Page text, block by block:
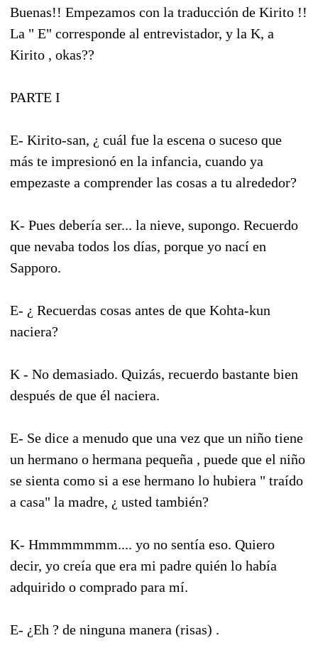
Buenas!! Empezamos con la traducción de Kirito !!
La " E" corresponde al entrevistador, y la K, a
Kirito , okas??
PARTE I
E- Kirito-san, ¿ cuál fue la escena o suceso que
más te impresionó en la infancia, cuando ya
empezaste a comprender las cosas a tu alrededor?
K- Pues debería ser... la nieve, supongo. Recuerdo
que nevaba todos los días, porque yo nací en
Sapporo.
E- ¿ Recuerdas cosas antes de que Kohta-kun
naciera?
K - No demasiado. Quizás, recuerdo bastante bien
después de que él naciera.
E- Se dice a menudo que una vez que un niño tiene
un hermano o hermana pequeña , puede que el niño
se sienta como si a ese hermano lo hubiera " traído
a casa" la madre, ¿ usted también?
K- Hmmmmmmm.... yo no sentía eso. Quiero
decir, yo creía que era mi padre quién lo había
adquirido o comprado para mí.
E- ¿Eh ? de ninguna manera (risas) .